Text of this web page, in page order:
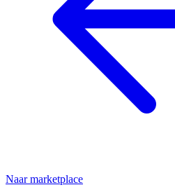
Naar marketplace